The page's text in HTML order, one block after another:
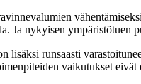
Ja nykyisen
runsaasti
vaikutukset eivät